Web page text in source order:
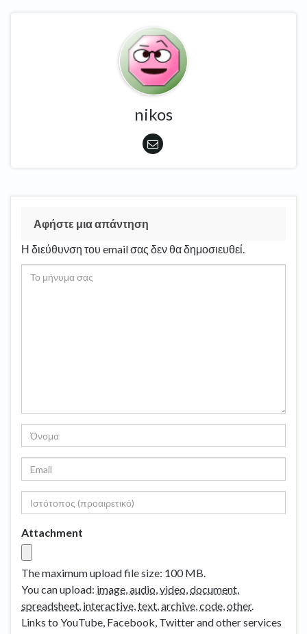
nikos
Αφήστε μια απάντηση
Η διεύθυνση του email σας δεν θα δημοσιευθεί.
Attachment
The maximum upload file size: 100 MB.
You can upload: image,audio,video,document,
spreadsheet, interactive,text,archive,code,other.
Links to YouTube, Facebook, Twitter and other services